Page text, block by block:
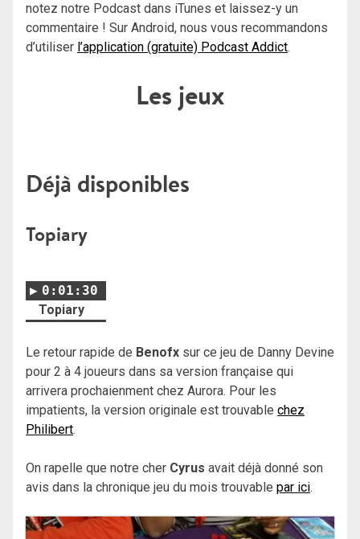
notez notre Podcast dans iTunes et laissez-y un
commentaire ! Sur Android, nous vous recommandons
d’utiliser l’application (gratuite) Podcast Addict.
Les jeux
Déjà disponibles
Topiary
0:01:30
Topiary
Le retour rapide de Benofx sur ce jeu de Danny Devine
pour 2 à 4 joueurs dans sa version française qui
arrivera prochaienment chez Aurora. Pour les
impatients, la version originale est trouvable chez
Philibert.
On rapelle que notre cher Cyrus avait déjà donné son
avis dans la chronique jeu du mois trouvable par ici.